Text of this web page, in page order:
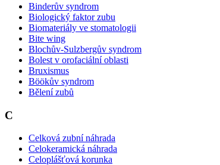
Binderův syndrom
Biologický faktor zubu
Biomateriály ve stomatologii
Bite wing
Blochův-Sulzbergův syndrom
Bolest v orofaciální oblasti
Bruxismus
Böökův syndrom
Bělení zubů
C
Celková zubní náhrada
Celokeramická náhrada
Celoplášťová korunka